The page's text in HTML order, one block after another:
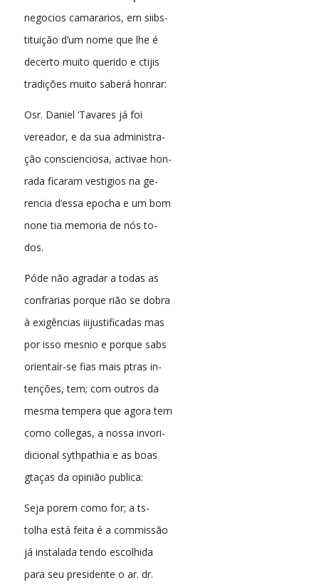
negocios camararios, em siibs-
tituição d’um nome que lhe é
decerto muito querido e ctijis
tradições muito saberá honrar:
Osr. Daniel ‘Tavares já foi
vereador, e da sua administra-
ção conscienciosa, activae hon-
rada ficaram vestigios na ge-
rencia d’essa epocha e um bom
none tia memoria de nós to-
dos.
Póde não agradar a todas as
confrarias porque rião se dobra
à exigências iiijustificadas mas
por isso mesnio e porque sabs
orientaír-se fias mais ptras in-
tenções, tem; com outros da
mesma tempera que agora tem
como collegas, a nossa invori-
dicional sythpathia e as boas
gtaças da opinião publica:
Seja porem como for; a ts-
tolha está feita é a commissão
já instalada tendo escolhida
para seu presidente o ar. dr.